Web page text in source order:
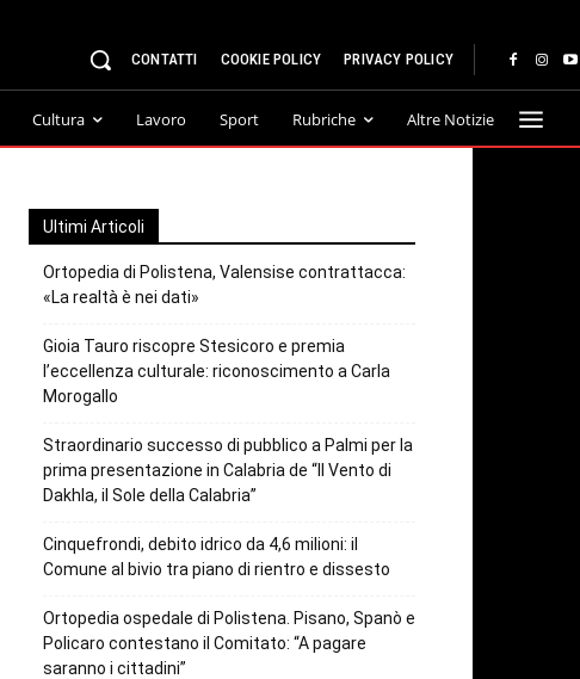
CONTATTI COOKIE POLICY PRIVACY POLICY
Cultura Lavoro Sport Rubriche Altre Notizie
Ultimi Articoli
Ortopedia di Polistena, Valensise contrattacca:
«La realtà è nei dati»
Gioia Tauro riscopre Stesicoro e premia
l’eccellenza culturale: riconoscimento a Carla
Morogallo
Straordinario successo di pubblico a Palmi per la
prima presentazione in Calabria de “Il Vento di
Dakhla, il Sole della Calabria”
Cinquefrondi, debito idrico da 4,6 milioni: il
Comune al bivio tra piano di rientro e dissesto
Ortopedia ospedale di Polistena. Pisano, Spanò e
Policaro contestano il Comitato: “A pagare
saranno i cittadini”